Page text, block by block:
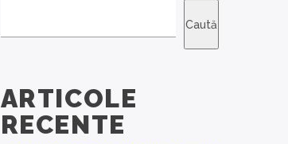
Caută
ARTICOLE
RECENTE